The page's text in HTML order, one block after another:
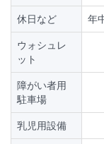
休日など
年
ウォシュレ
ット
障がい者用
駐車場
乳児用設備